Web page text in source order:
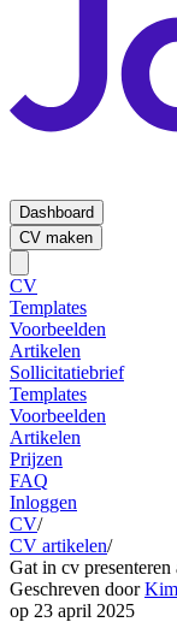
Dashboard
CV maken
CV
Templates
Voorbeelden
Artikelen
Sollicitatiebrief
Templates
Voorbeelden
Artikelen
Prijzen
FAQ
Inloggen
CV/
CV artikelen/
Gat in cv presenteren
Geschreven door
op 23 april 2025